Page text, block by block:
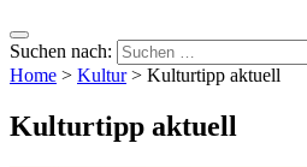
Suchen nach:
Home > Kultur> Kulturtipp aktuell
Kulturtipp aktuell